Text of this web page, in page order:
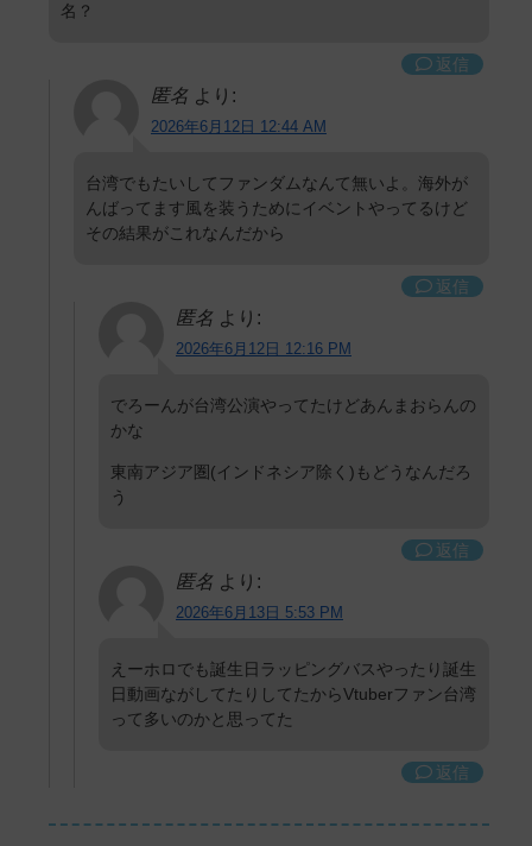
名？
返信
匿名 より:
2026年6月12日 12:44 AM
台湾でもたいしてファンダムなんて無いよ。海外が
んばってます風を装うためにイベントやってるけど
その結果がこれなんだから
返信
匿名 より:
2026年6月12日 12:16 PM
でろーんが台湾公演やってたけどあんまおらんの
かな
東南アジア圏(インドネシア除く)もどうなんだろ
う
返信
匿名 より:
2026年6月13日 5:53 PM
えーホロでも誕生日ラッピングバスやったり誕生
日動画ながしてたりしてたからVtuberファン台湾
って多いのかと思ってた
返信